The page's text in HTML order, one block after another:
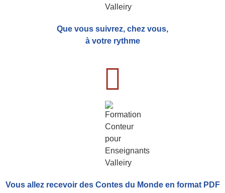
Que vous suivrez, chez vous,
à votre rythme
Vous allez recevoir des Contes du Monde en format PDF